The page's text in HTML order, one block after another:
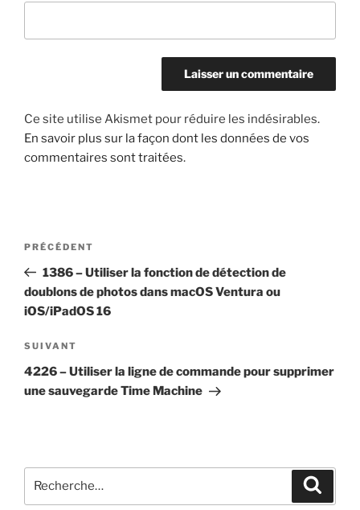
Ce site utilise Akismet pour réduire les indésirables.
En savoir plus sur la façon dont les données de vos
commentaires sont traitées.
Navigation
l’article
Article
précédent
PRÉCÉDENT
1386 – Utiliser la fonction de détection de
doublons de photos dans macOS Ventura ou
iOS/iPadOS 16
Article
suivant
SUIVANT
4226 – Utiliser la ligne de commande pour supprimer
une sauvegarde Time Machine
pour